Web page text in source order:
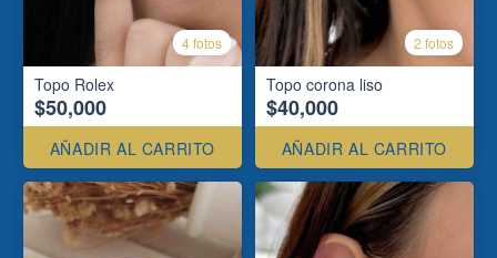
4 fotos
Topo Rolex
$50,000
AÑADIR AL CARRITO
2 fotos
Topo corona liso
$40,000
AÑADIR AL CARRITO